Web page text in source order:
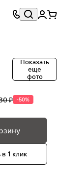
Показать
еще
фото
₽ -50%
1 клик